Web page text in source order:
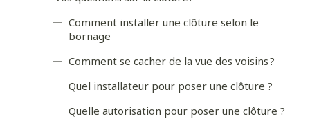
Comment installer une clôture selon le
bornage
Comment se cacher de la vue des voisins ?
Quel installateur pour poser une clôture ?
Quelle autorisation pour poser une clôture ?